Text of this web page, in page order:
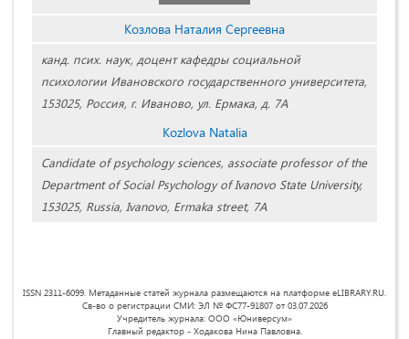
Козлова Наталия Сергеевна
канд. псих. наук, доцент кафедры социальной
психологии Ивановского государственного университета,
153025, Россия, г. Иваново, ул. Ермака, д. 7А
Kozlova Natalia
Candidate of psychology sciences, associate professor of the
Department of Social Psychology of Ivanovo State University,
153025, Russia, Ivanovo, Ermaka street, 7A
ISSN 2311-6099. Метаданные статей журнала размещаются на платформе eLIBRARY.RU.
Св-во о регистрации СМИ: ЭЛ № ФС77-91807 от 03.07.2026
Учредитель журнала: ООО «Юниверсум»
Главный редактор - Ходакова Нина Павловна.